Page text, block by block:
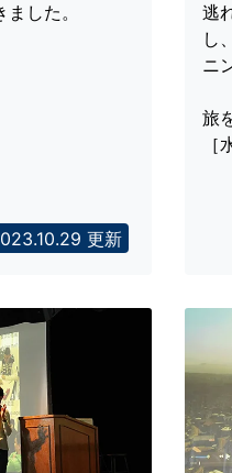
した。
更新
逃
し
ニ
旅
［